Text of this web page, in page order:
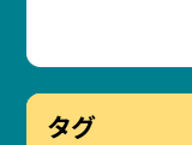
タグ